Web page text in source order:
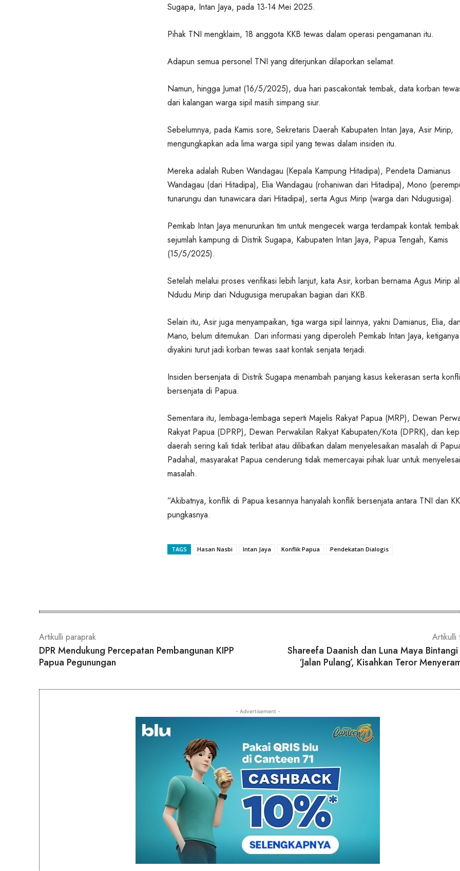
Sugapa, Intan Jaya, pada 13-14 Mei 2025.
Pihak TNI mengklaim, 18 anggota KKB tewas dalam operasi pengamanan itu.
Adapun semua personel TNI yang diterjunkan dilaporkan selamat.
Namun, hingga Jumat (16/5/2025), dua hari pascakontak tembak, data korban
dari kalangan warga sipil masih simpang siur.
Sebelumnya, pada Kamis sore, Sekretaris Daerah Kabupaten Intan Jaya, Asir Mirip,
mengungkapkan ada lima warga sipil yang tewas dalam insiden itu.
Mereka adalah Ruben Wandagau (Kepala Kampung Hitadipa), Pendeta Damianus
Wandagau (dari Hitadipa), Elia Wandagau (rohaniwan dari Hitadipa), Mono
tunarungu dan tunawicara dari Hitadipa), serta Agus Mirip (warga dari Ndugusiga).
Pemkab Intan Jaya menurunkan tim untuk mengecek warga terdampak kontak
sejumlah kampung di Distrik Sugapa, Kabupaten Intan Jaya, Papua Tengah, Kamis
(15/5/2025).
Setelah melalui proses verifikasi lebih lanjut, kata Asir, korban bernama Agus Mirip
Ndudu Mirip dari Ndugusiga merupakan bagian dari KKB.
Selain itu, Asir juga menyampaikan, tiga warga sipil lainnya, yakni Damianus, Elia,
Mano, belum ditemukan. Dari informasi yang diperoleh Pemkab Intan Jaya, ketiganya
diyakini turut jadi korban tewas saat kontak senjata terjadi.
Insiden bersenjata di Distrik Sugapa menambah panjang kasus kekerasan serta
bersenjata di Papua.
Sementara itu, lembaga-lembaga seperti Majelis Rakyat Papua (MRP), Dewan
Rakyat Papua (DPRP), Dewan Perwakilan Rakyat Kabupaten/Kota (DPRK), dan
daerah sering kali tidak terlibat atau dilibatkan dalam menyelesaikan masalah di
Padahal, masyarakat Papua cenderung tidak memercayai pihak luar untuk
masalah.
”Akibatnya, konflik di Papua kesannya hanyalah konflik bersenjata antara TNI dan
pungkasnya.
TAGS Hasan Nasbi Intan Jaya Konflik Papua Pendekatan Dialogis
Artikulli paraprak
DPR Mendukung Percepatan Pembangunan KIPP
Papua Pegunungan
Artikulli
Shareefa Daanish dan Luna Maya Bintangi
‘Jalan Pulang’, Kisahkan Teror
- Advertisement -